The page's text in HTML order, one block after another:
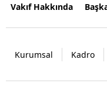
Vakıf Hakkında
Kurumsal Kadro